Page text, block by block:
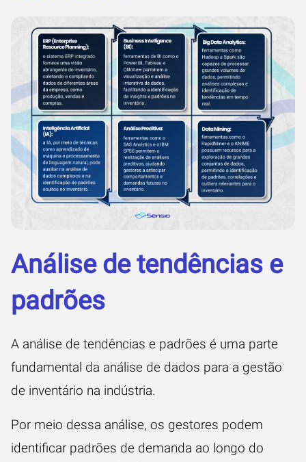
Análise de tendências e
padrões
A análise de tendências e padrões é uma parte
fundamental da análise de dados para a gestão
de inventário na indústria.
Por meio dessa análise, os gestores podem
identificar padrões de demanda ao longo do